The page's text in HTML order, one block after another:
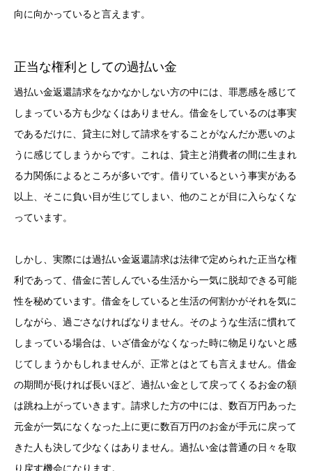
向に向かっていると言えます。
正当な権利としての過払い金
過払い金返還請求をなかなかしない方の中には、罪悪感を感じて
しまっている方も少なくはありません。借金をしているのは事実
であるだけに、貸主に対して請求をすることがなんだか悪いのよ
うに感じてしまうからです。これは、貸主と消費者の間に生まれ
る力関係によるところが多いです。借りているという事実がある
以上、そこに負い目が生じてしまい、他のことが目に入らなくな
っています。
しかし、実際には過払い金返還請求は法律で定められた正当な権
利であって、借金に苦しんでいる生活から一気に脱却できる可能
性を秘めています。借金をしていると生活の何割かがそれを気に
しながら、過ごさなければなりません。そのような生活に慣れて
しまっている場合は、いざ借金がなくなった時に物足りないと感
じてしまうかもしれませんが、正常とはとても言えません。借金
の期間が長ければ長いほど、過払い金として戻ってくるお金の額
は跳ね上がっていきます。請求した方の中には、数百万円あった
元金が一気になくなった上に更に数百万円のお金が手元に戻って
きた人も決して少なくはありません。過払い金は普通の日々を取
り戻す機会になります。